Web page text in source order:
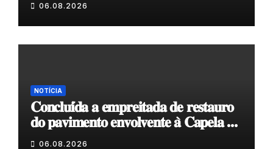
06.08.2026
NOTÍCIA
𝐂𝐨𝐧𝐜𝐥𝐮𝐢́𝐝𝐚 𝐚 𝐞𝐦𝐩𝐫𝐞𝐢𝐭𝐚𝐝𝐚 𝐝𝐞 𝐫𝐞𝐬𝐭𝐚𝐮𝐫𝐨
𝐝𝐨 𝐩𝐚𝐯𝐢𝐦𝐞𝐧𝐭𝐨 𝐞𝐧𝐯𝐨𝐥𝐯𝐞𝐧𝐭𝐞 𝐚̀ 𝐂𝐚𝐩𝐞𝐥𝐚 𝐝𝐞
𝐂𝐨𝐯𝐚𝐬
06.08.2026